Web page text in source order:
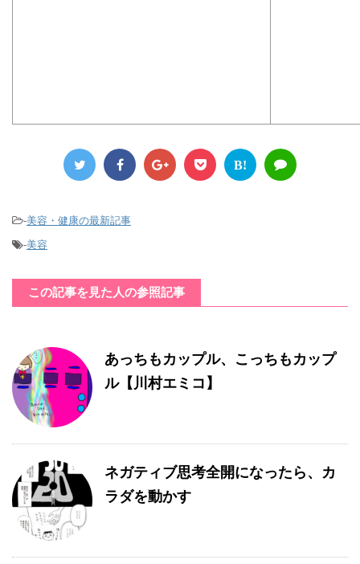
B!
-美容・健康の最新記事
-美容
この記事を見た人の参照記事
あっちもカップル、こっちもカップ
ル【川村エミコ】
ネガティブ思考全開になったら、カ
ラダを動かす